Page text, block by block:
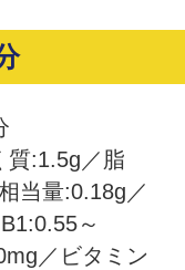
質:1.5g／脂
当量:0.18g／
～
／ビタミン